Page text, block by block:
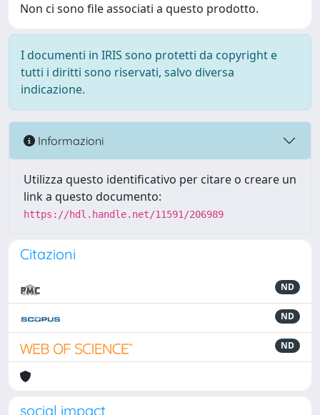
Non ci sono file associati a questo prodotto.
I documenti in IRIS sono protetti da copyright e
tutti i diritti sono riservati, salvo diversa
indicazione.
Informazioni
Utilizza questo identificativo per citare o creare un
link a questo documento:
https://hdl.handle.net/11591/206989
Citazioni
ND
ND
ND
social impact